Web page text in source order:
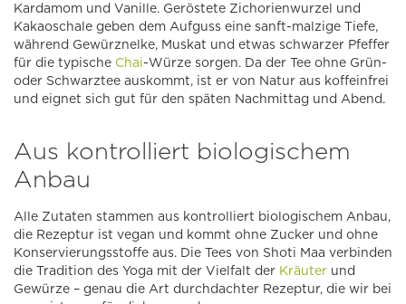
Kardamom und Vanille. Geröstete Zichorienwurzel und
Kakaoschale geben dem Aufguss eine sanft-malzige Tiefe,
während Gewürznelke, Muskat und etwas schwarzer Pfeffer
für die typische Chai-Würze sorgen. Da der Tee ohne Grün-
oder Schwarztee auskommt, ist er von Natur aus koffeinfrei
und eignet sich gut für den späten Nachmittag und Abend.
Aus kontrolliert biologischem
Anbau
Alle Zutaten stammen aus kontrolliert biologischem Anbau,
die Rezeptur ist vegan und kommt ohne Zucker und ohne
Konservierungsstoffe aus. Die Tees von Shoti Maa verbinden
die Tradition des Yoga mit der Vielfalt der Kräuter und
Gewürze – genau die Art durchdachter Rezeptur, die wir bei